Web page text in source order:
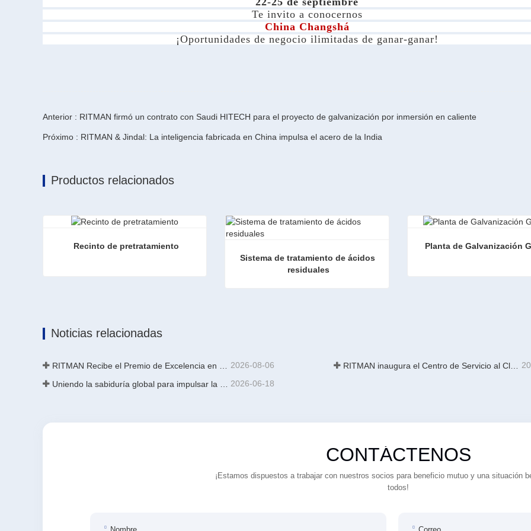
Te invito a conocernos
China Changshá
¡Oportunidades de negocio ilimitadas de ganar-ganar!
Anterior : RITMAN firmó un contrato con Saudi HITECH para el proyecto de galvanización por inmersión en caliente
Próximo : RITMAN & Jindal: La inteligencia fabricada en China impulsa el acero de la India
Productos relacionados
Recinto de pretratamiento
Sistema de tratamiento de ácidos
residuales
Planta de Galvanización
Noticias relacionadas
2026-08-06 RITMAN inaugura el Centro de Servicio al Cliente Global para elevar el soporte de ciclo de vida completo para clientes en todo el mundo
2026-06-18
CONTÁCTENOS
¡Estamos dispuestos a trabajar con nuestros socios para beneficio mutuo y una situación
todos!